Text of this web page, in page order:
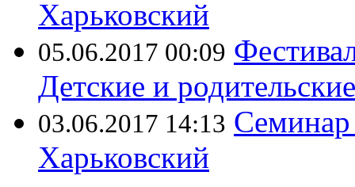
Харьковский
05.06.2017 00:09
Детские и
03.06.2017 14:13
Харьковский